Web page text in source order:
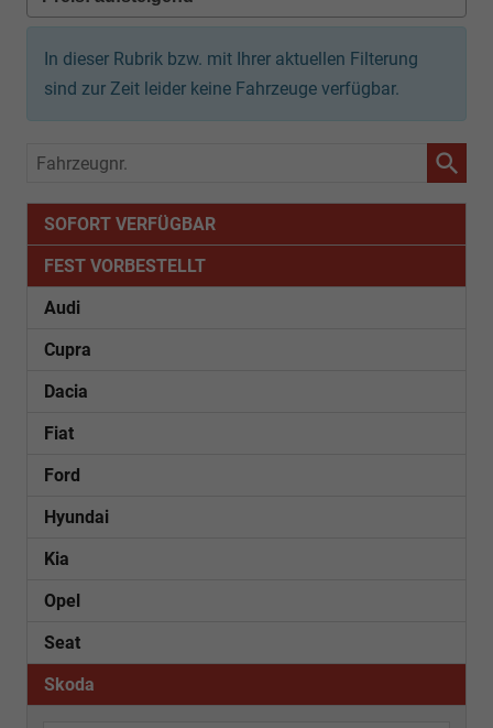
In dieser Rubrik bzw. mit Ihrer aktuellen Filterung
sind zur Zeit leider keine Fahrzeuge verfügbar.
Fahrzeugnr.
SOFORT VERFÜGBAR
FEST VORBESTELLT
Audi
Cupra
Dacia
Fiat
Ford
Hyundai
Kia
Opel
Seat
Skoda